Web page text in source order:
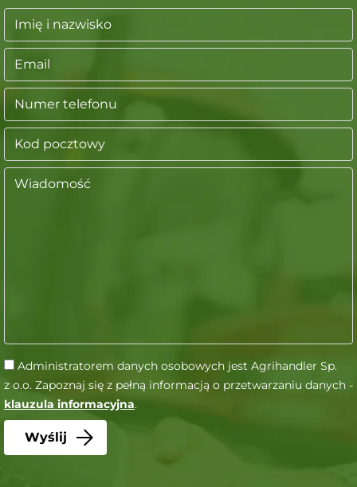
Administratorem danych osobowych jest Agrihandler Sp.
z o.o. Zapoznaj się z pełną informacją o przetwarzaniu danych -
klauzula informacyjna.